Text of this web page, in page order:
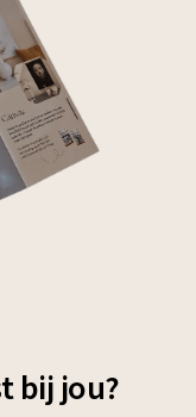
bij jou?